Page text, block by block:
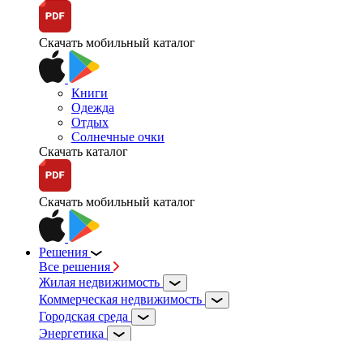
Скачать мобильный каталог
Книги
Одежда
Отдых
Солнечные очки
Скачать каталог
Скачать мобильный каталог
Решения
Все решения
Жилая недвижимость
Коммерческая недвижимость
Городская среда
Энергетика